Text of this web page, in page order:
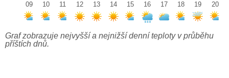
09
10
11
12
13
14
15
16
17
18
19
20
Graf zobrazuje nejvyšší a nejnižší denní teploty v průběhu
příštích dnů.